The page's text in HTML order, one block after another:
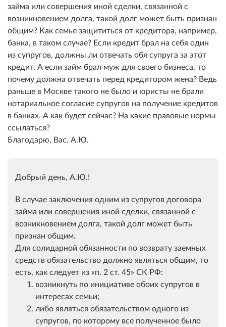
займа или совершения иной сделки, связанной с
возникновением долга, такой долг может быть признан
общим? Как семье защититься от кредитора, например,
банка, в таком случае? Если кредит брал на себя один
из супругов, должны ли отвечать обя супруга за этот
кредит. А если займ брал муж для своего бизнеса, то
почему должна отвечать перед кредитором жена? Ведь
раньше в Москве такого не было и юристы не брали
нотариальное согласие супругов на получение кредитов
в банках. А как будет сейчас? На какие правовые нормы
ссылаться?
Благодарю, Вас. А.Ю.
Добрый день, А.Ю.!
В случае заключения одним из супругов договора
займа или совершения иной сделки, связанной с
возникновением долга, такой долг может быть
признан общим.
Для солидарной обязанности по возврату заемных
средств обязательство должно являться общим, то
есть, как следует из
п. 2 ст. 45 СК РФ:
возникнуть по инициативе обоих супругов в
интересах семьи;
либо являться обязательством одного из
супругов, по которому все полученное было